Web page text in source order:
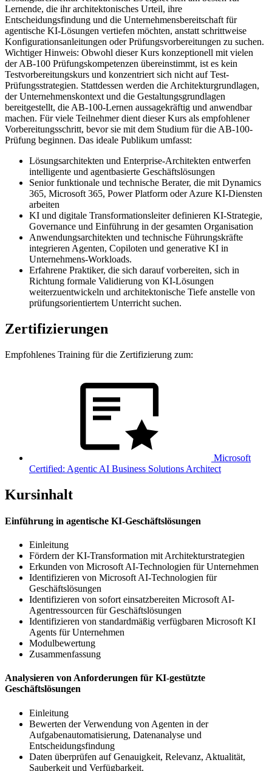
Lernende, die ihr architektonisches Urteil, ihre
Entscheidungsfindung und die Unternehmensbereitschaft für
agentische KI-Lösungen vertiefen möchten, anstatt schrittweise
Konfigurationsanleitungen oder Prüfungsvorbereitungen zu suchen.
Wichtiger Hinweis: Obwohl dieser Kurs konzeptionell mit vielen
der AB-100 Prüfungskompetenzen übereinstimmt, ist es kein
Testvorbereitungskurs und konzentriert sich nicht auf Test-
Prüfungsstrategien. Stattdessen werden die Architekturgrundlagen,
der Unternehmenskontext und die Gestaltungsgrundlagen
bereitgestellt, die AB-100-Lernen aussagekräftig und anwendbar
machen. Für viele Teilnehmer dient dieser Kurs als empfohlener
Vorbereitungsschritt, bevor sie mit dem Studium für die AB‑100-
Prüfung beginnen. Das ideale Publikum umfasst:
Lösungsarchitekten und Enterprise-Architekten entwerfen
intelligente und agentbasierte Geschäftslösungen
Senior funktionale und technische Berater, die mit Dynamics
365, Microsoft 365, Power Platform oder Azure KI-Diensten
arbeiten
KI und digitale Transformationsleiter definieren KI-Strategie,
Governance und Einführung in der gesamten Organisation
Anwendungsarchitekten und technische Führungskräfte
integrieren Agenten, Copiloten und generative KI in
Unternehmens-Workloads.
Erfahrene Praktiker, die sich darauf vorbereiten, sich in
Richtung formale Validierung von KI-Lösungen
weiterzuentwickeln und architektonische Tiefe anstelle von
prüfungsorientiertem Unterricht suchen.
Zertifizierungen
Empfohlenes Training für die Zertifizierung zum:
Microsoft
Certified: Agentic AI Business Solutions Architect
Kursinhalt
Einführung in agentische KI-Geschäftslösungen
Einleitung
Fördern der KI-Transformation mit Architekturstrategien
Erkunden von Microsoft AI-Technologien für Unternehmen
Identifizieren von Microsoft AI-Technologien für
Geschäftslösungen
Identifizieren von sofort einsatzbereiten Microsoft AI-
Agentressourcen für Geschäftslösungen
Identifizieren von standardmäßig verfügbaren Microsoft KI
Agents für Unternehmen
Modulbewertung
Zusammenfassung
Analysieren von Anforderungen für KI-gestützte
Geschäftslösungen
Einleitung
Bewerten der Verwendung von Agenten in der
Aufgabenautomatisierung, Datenanalyse und
Entscheidungsfindung
Daten überprüfen auf Genauigkeit, Relevanz, Aktualität,
Sauberkeit und Verfügbarkeit.